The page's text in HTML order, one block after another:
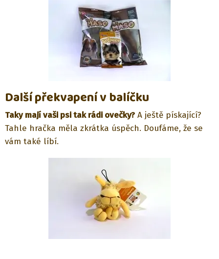
Další překvapení v balíčku
Taky mají vaši psi tak rádi ovečky? A ještě pískající?
Tahle hračka měla zkrátka úspěch. Doufáme, že se
vám také líbí.